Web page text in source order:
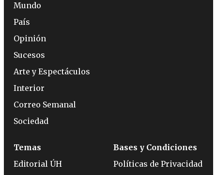
Mundo
País
Opinión
Sucesos
Arte y Espectáculos
Interior
Correo Semanal
Sociedad
Temas
Editorial ÚH
Bases y Condiciones
Políticas de Privacidad